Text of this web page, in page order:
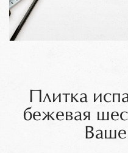
Плитка
бежевая